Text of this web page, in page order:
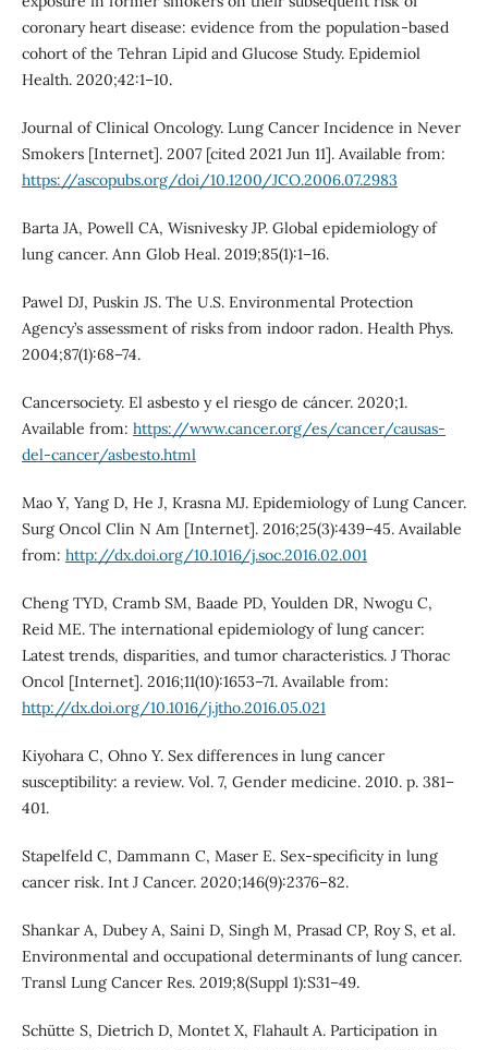
coronary heart disease: evidence from the population-based
cohort of the Tehran Lipid and Glucose Study. Epidemiol
Health. 2020;42:1–10.
Journal of Clinical Oncology. Lung Cancer Incidence in Never
Smokers [Internet]. 2007 [cited 2021 Jun 11]. Available from:
https://ascopubs.org/doi/10.1200/JCO.2006.07.2983
Barta JA, Powell CA, Wisnivesky JP. Global epidemiology of
lung cancer. Ann Glob Heal. 2019;85(1):1–16.
Pawel DJ, Puskin JS. The U.S. Environmental Protection
Agency’s assessment of risks from indoor radon. Health Phys.
2004;87(1):68–74.
Cancersociety. El asbesto y el riesgo de cáncer. 2020;1.
Available from: https://www.cancer.org/es/cancer/causas-
del-cancer/asbesto.html
Mao Y, Yang D, He J, Krasna MJ. Epidemiology of Lung Cancer.
Surg Oncol Clin N Am [Internet]. 2016;25(3):439–45. Available
from: http://dx.doi.org/10.1016/j.soc.2016.02.001
Cheng TYD, Cramb SM, Baade PD, Youlden DR, Nwogu C,
Reid ME. The international epidemiology of lung cancer:
Latest trends, disparities, and tumor characteristics. J Thorac
Oncol [Internet]. 2016;11(10):1653–71. Available from:
http://dx.doi.org/10.1016/j.jtho.2016.05.021
Kiyohara C, Ohno Y. Sex differences in lung cancer
susceptibility: a review. Vol. 7, Gender medicine. 2010. p. 381–
401.
Stapelfeld C, Dammann C, Maser E. Sex-specificity in lung
cancer risk. Int J Cancer. 2020;146(9):2376–82.
Shankar A, Dubey A, Saini D, Singh M, Prasad CP, Roy S, et al.
Environmental and occupational determinants of lung cancer.
Transl Lung Cancer Res. 2019;8(Suppl 1):S31–49.
Schütte S, Dietrich D, Montet X, Flahault A. Participation in